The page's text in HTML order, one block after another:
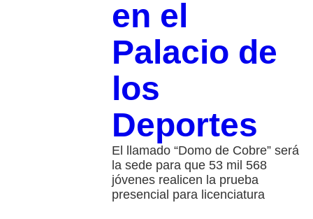
en el
Palacio de
los
Deportes
El llamado “Domo de Cobre” será
la sede para que 53 mil 568
jóvenes realicen la prueba
presencial para licenciatura